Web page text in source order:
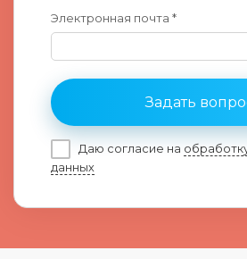
Электронная почта *
Задать
Даю согласие на
данных